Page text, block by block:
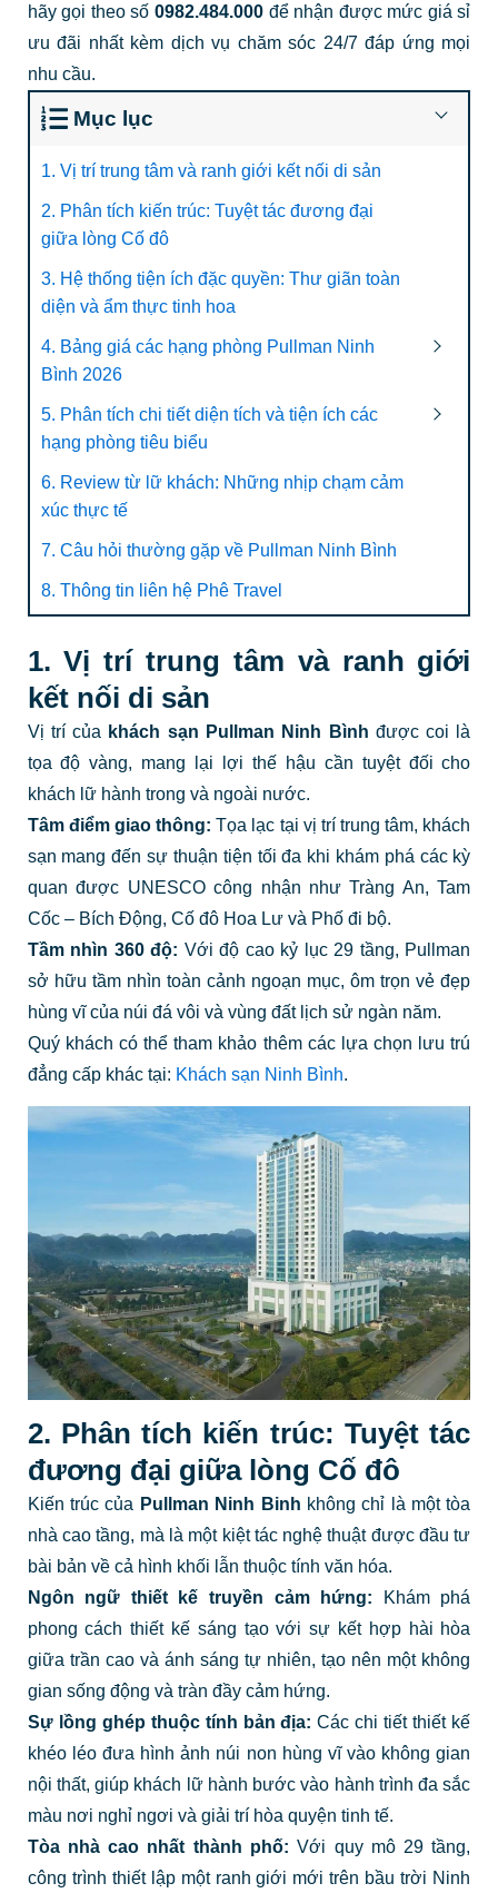
hãy gọi theo số 0982.484.000để nhận được mức giá sỉ
ưu đãi nhất kèm dịch vụ chăm sóc 24/7 đáp ứng mọi
nhu cầu.
Mục lục
1. Vị trí trung tâm và ranh giới kết nối di sản
2. Phân tích kiến trúc: Tuyệt tác đương đại
giữa lòng Cố đô
3. Hệ thống tiện ích đặc quyền: Thư giãn toàn
diện và ẩm thực tinh hoa
4. Bảng giá các hạng phòng Pullman Ninh
Bình 2026
5. Phân tích chi tiết diện tích và tiện ích các
hạng phòng tiêu biểu
6. Review từ lữ khách: Những nhịp chạm cảm
xúc thực tế
7. Câu hỏi thường gặp về Pullman Ninh Bình
8. Thông tin liên hệ Phê Travel
1. Vị trí trung tâm và ranh giới
kết nối di sản
Vị trí của khách sạn Pullman Ninh Bình được coi là
tọa độ vàng, mang lại lợi thế hậu cần tuyệt đối cho
khách lữ hành trong và ngoài nước.
Tâm điểm giao thông: Tọa lạc tại vị trí trung tâm, khách
sạn mang đến sự thuận tiện tối đa khi khám phá các kỳ
quan được UNESCO công nhận như Tràng An, Tam
Cốc – Bích Động, Cố đô Hoa Lư và Phố đi bộ.
Tầm nhìn 360 độ: Với độ cao kỷ lục 29 tầng, Pullman
sở hữu tầm nhìn toàn cảnh ngoạn mục, ôm trọn vẻ đẹp
hùng vĩ của núi đá vôi và vùng đất lịch sử ngàn năm.
Quý khách có thể tham khảo thêm các lựa chọn lưu trú
đẳng cấp khác tại: Khách sạn Ninh Bình.
2. Phân tích kiến trúc: Tuyệt tác
đương đại giữa lòng Cố đô
Kiến trúc của Pullman Ninh Binh không chỉ là một tòa
nhà cao tầng, mà là một kiệt tác nghệ thuật được đầu tư
bài bản về cả hình khối lẫn thuộc tính văn hóa.
Ngôn ngữ thiết kế truyền cảm hứng: Khám phá
phong cách thiết kế sáng tạo với sự kết hợp hài hòa
giữa trần cao và ánh sáng tự nhiên, tạo nên một không
gian sống động và tràn đầy cảm hứng.
Sự lồng ghép thuộc tính bản địa: Các chi tiết thiết kế
khéo léo đưa hình ảnh núi non hùng vĩ vào không gian
nội thất, giúp khách lữ hành bước vào hành trình đa sắc
màu nơi nghỉ ngơi và giải trí hòa quyện tinh tế.
Tòa nhà cao nhất thành phố: Với quy mô 29 tầng,
công trình thiết lập một ranh giới mới trên bầu trời Ninh